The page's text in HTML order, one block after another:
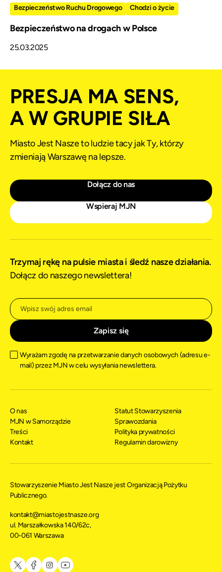
Bezpieczeństwo Ruchu Drogowego Chodzi o życie
Bezpieczeństwo na drogach w Polsce
25.03.2025
PRESJA MA SENS,
A W GRUPIE SIŁA
Miasto Jest Nasze to ludzie tacy jak Ty, którzy
zmieniają Warszawę na lepsze.
Dołącz do nas
Wspieraj MJN
Trzymaj rękę na pulsie miasta i śledź nasze działania.
Dołącz do naszego newslettera!
Wyrażam zgodę na przetwarzanie danych osobowych (adresu e-
mail) przez MJN w celu wysyłania newslettera.
Stowarzyszenie Miasto Jest Nasze jest Organizacją Pożytku
Publicznego.
kontakt@miastojestnasze.org
ul. Marszałkowska 140/62c,
00-061 Warszawa
O nas
MJN w Samorządzie
Treści
Kontakt
Statut Stowarzyszenia
Sprawozdania
Polityka prywatności
Regulamin darowizny